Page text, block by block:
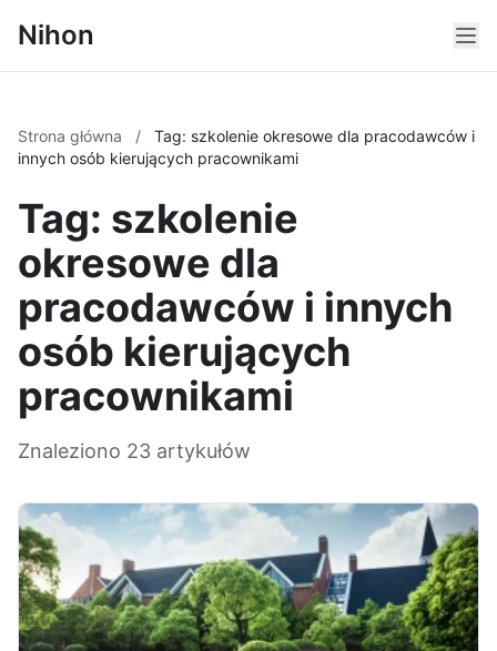
Nihon
Strona główna /
Tag: szkolenie okresowe dla pracodawców i
innych osób kierujących pracownikami
Tag: szkolenie
okresowe dla
pracodawców i innych
osób kierujących
pracownikami
Znaleziono 23 artykułów